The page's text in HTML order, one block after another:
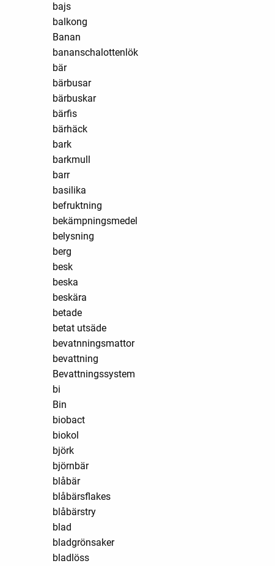
bajs
balkong
Banan
bananschalottenlök
bär
bärbusar
bärbuskar
bärfis
bärhäck
bark
barkmull
barr
basilika
befruktning
bekämpningsmedel
belysning
berg
besk
beska
beskära
betade
betat utsäde
bevatnningsmattor
bevattning
Bevattningssystem
bi
Bin
biobact
biokol
björk
björnbär
blåbär
blåbärsflakes
blåbärstry
blad
bladgrönsaker
bladlöss